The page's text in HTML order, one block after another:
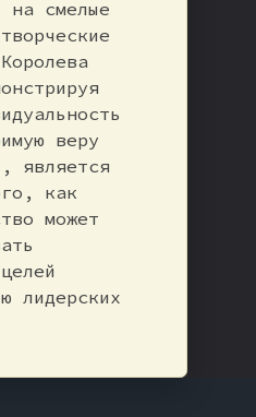
на смелые
веру
является
как
может
лидерских